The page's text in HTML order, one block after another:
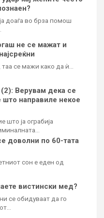
доаѓа во брза помош
не се мажат и
се мажи како да ѝ…
Верувам дека се
што направиле некое
што ја ограбија
доволни по 60-тата
сон е еден од
вистински мед?
се обидуваат да го